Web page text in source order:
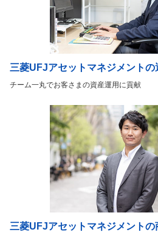
三菱UFJアセットマネジメントの
チーム一丸でお客さまの資産運用に貢献
三菱UFJアセットマネジメントの